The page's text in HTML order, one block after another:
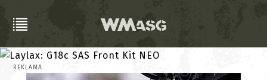
REKLAMA